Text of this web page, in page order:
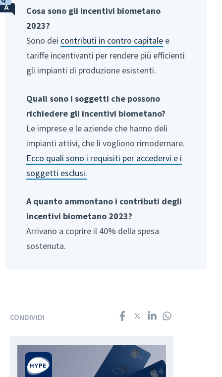
Cosa sono gli incentivi biometano
2023?
Sono dei contributi in contro capitale e
tariffe incentivanti per rendere più efficienti
gli impianti di produzione esistenti.
Quali sono i soggetti che possono
richiedere gli incentivi biometano?
Le imprese e le aziende che hanno deli
impianti attivi, che li vogliono rimodernare.
Ecco quali sono i requisiti per accedervi e i
soggetti esclusi.
A quanto ammontano i contributi degli
incentivi biometano 2023?
Arrivano a coprire il 40% della spesa
sostenuta.
CONDIVIDI